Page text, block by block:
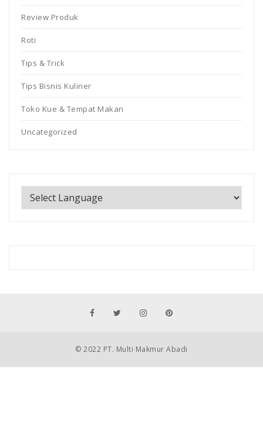
Review Produk
Roti
Tips & Trick
Tips Bisnis Kuliner
Toko Kue & Tempat Makan
Uncategorized
© 2022 PT. Multi Makmur Abadi